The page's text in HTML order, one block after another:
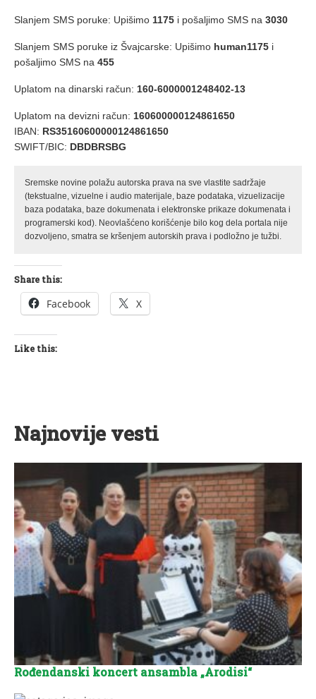
Slanjem SMS poruke: Upišimo 1175 i pošaljimo SMS na 3030
Slanjem SMS poruke iz Švajcarske: Upišimo human1175 i
pošaljimo SMS na 455
Uplatom na dinarski račun: 160-6000001248402-13
Uplatom na devizni račun: 160600000124861650
IBAN: RS35160600000124861650
SWIFT/BIC: DBDBRSBG
Sremske novine polažu autorska prava na sve vlastite sadržaje
(tekstualne, vizuelne i audio materijale, baze podataka, vizuelizacije
baza podataka, baze dokumenata i elektronske prikaze dokumenata i
programerski kod). Neovlašćeno korišćenje bilo kog dela portala nije
dozvoljeno, smatra se kršenjem autorskih prava i podložno je tužbi.
Share this:
Facebook X
Like this:
Najnovije vesti
Rođendanski koncert ansambla „Arodisi“